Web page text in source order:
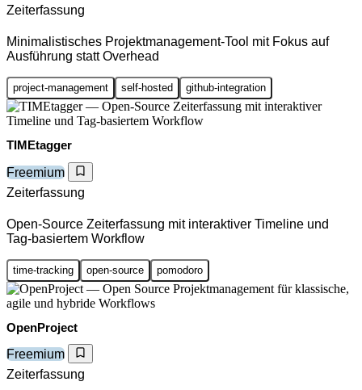
Zeiterfassung
Minimalistisches Projektmanagement-Tool mit Fokus auf
Ausführung statt Overhead
project-management self-hosted github-integration
TIMEtagger
Freemium
Zeiterfassung
Open-Source Zeiterfassung mit interaktiver Timeline und
Tag-basiertem Workflow
time-tracking open-source pomodoro
OpenProject
Freemium
Zeiterfassung